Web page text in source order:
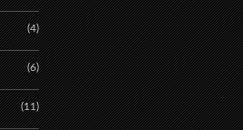
(4)
(6)
(11)